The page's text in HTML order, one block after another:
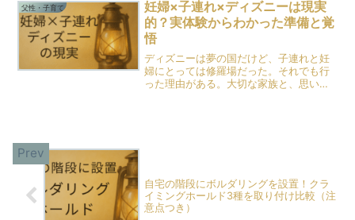
こともあります。私は保育士として現場
に立ち続けて18年目。た...
父性・子育て
妊婦×子連れ×ディズニーは現実
的？実体験からわかった準備と覚
悟
ディズニーは夢の国だけど、子連れと妊
婦にとっては修羅場だった。それでも行
った理由がある。大切な家族と、思い出
自宅の階段にボルダリングを設置！クラ
イミングホールド3種を取り付け比較（注
意点つき）